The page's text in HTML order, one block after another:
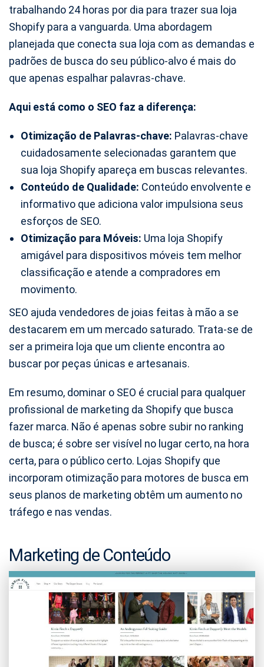
trabalhando 24 horas por dia para trazer sua loja
Shopify para a vanguarda. Uma abordagem
planejada que conecta sua loja com as demandas e
padrões de busca do seu público-alvo é mais do
que apenas espalhar palavras-chave.
Aqui está como o SEO faz a diferença:
Otimização de Palavras-chave: Palavras-chave
cuidadosamente selecionadas garantem que
sua loja Shopify apareça em buscas relevantes.
Conteúdo de Qualidade: Conteúdo envolvente e
informativo que adiciona valor impulsiona seus
esforços de SEO.
Otimização para Móveis: Uma loja Shopify
amigável para dispositivos móveis tem melhor
classificação e atende a compradores em
movimento.
SEO ajuda vendedores de joias feitas à mão a se
destacarem em um mercado saturado. Trata-se de
ser a primeira loja que um cliente encontra ao
buscar por peças únicas e artesanais.
Em resumo, dominar o SEO é crucial para qualquer
profissional de marketing da Shopify que busca
fazer marca. Não é apenas sobre subir no ranking
de busca; é sobre ser visível no lugar certo, na hora
certa, para o público certo. Lojas Shopify que
incorporam otimização para motores de busca em
seus planos de marketing obtêm um aumento no
tráfego e nas vendas.
Marketing de Conteúdo